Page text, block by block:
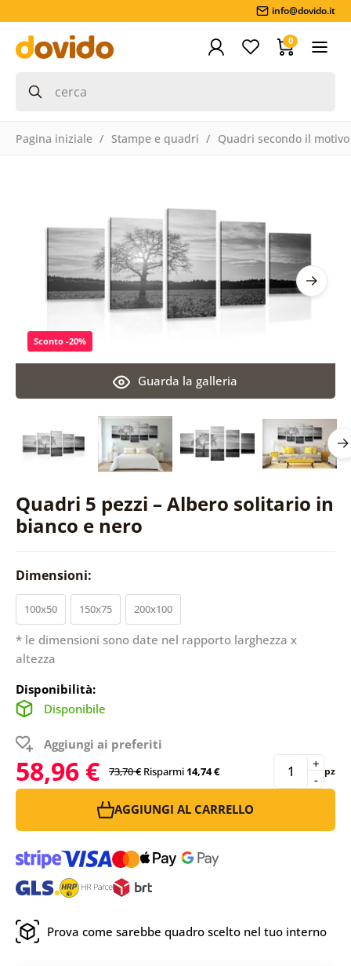
info@dovido.it
0
Pagina iniziale Stampe e quadri Quadri secondo il motivo
Quadri 5 pezzi – Albero solitario in
bianco e nero
Guarda la galleria
Sconto -20%
Dimensioni:
100x50 150x75 200x100
* le dimensioni sono date nel rapporto larghezza x
altezza
Disponibilità:
Disponibile
Aggiungi ai preferiti
58,96 € 73,70 € Risparmi14,74 € -
+ pz
AGGIUNGI AL CARRELLO
Prova come sarebbe quadro scelto nel tuo interno